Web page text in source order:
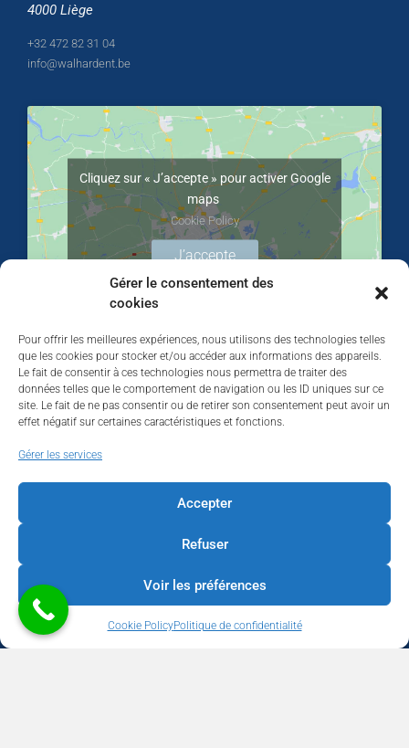
Gérer le consentement des
cookies
Pour offrir les meilleures expériences, nous utilisons des technologies telles
que les cookies pour stocker et/ou accéder aux informations des appareils.
Le fait de consentir à ces technologies nous permettra de traiter des
données telles que le comportement de navigation ou les ID uniques sur ce
site. Le fait de ne pas consentir ou de retirer son consentement peut avoir un
effet négatif sur certaines caractéristiques et fonctions.
Gérer les services
Accepter
Refuser
Voir les préférences
Cookie PolicyPolitique de confidentialité
4000 Liège
+32 472 82 31 04
info@walhardent.be
Cliquez sur « J’accepte » pour activer Google
maps
Cookie Policy
J’accepte
LES BÂTISSEURS DE LIÈGE
Par le Walhardent